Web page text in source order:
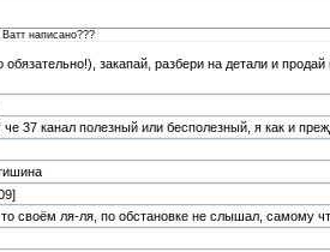
написано???
обязательно!), закапай, разбери на детали и
37 канал полезный или бесполезный, я как и
своём ля-ля, по обстановке не слышал, самому